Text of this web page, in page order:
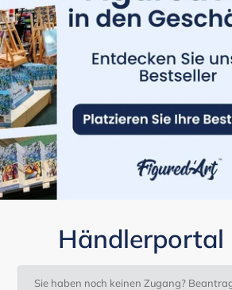
Händlerportal
Sie haben noch keinen Zugang?